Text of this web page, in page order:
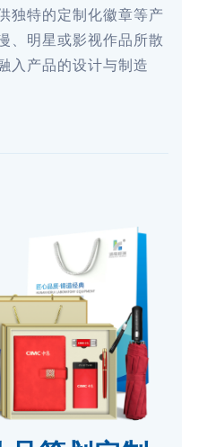
独特的定制化徽章等产
、明星或影视作品所散
入产品的设计与制造